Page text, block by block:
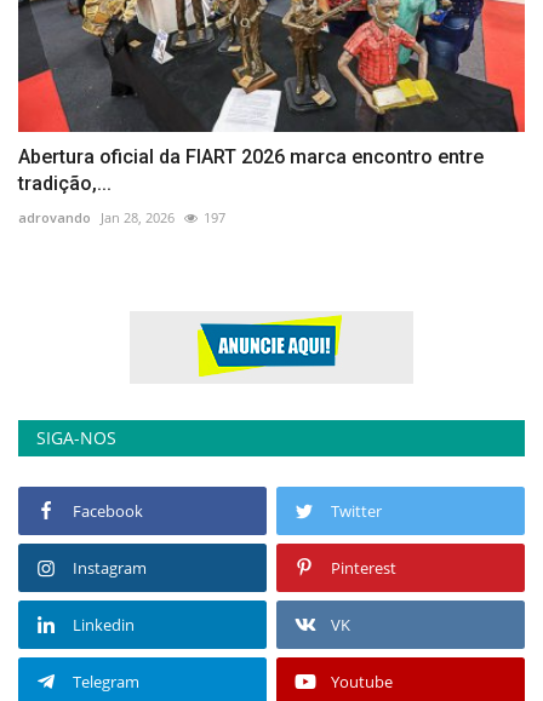
Abertura oficial da FIART 2026 marca encontro entre
tradição,...
adrovando Jan 28, 2026 197
SIGA-NOS
Facebook Twitter
Instagram Pinterest
Linkedin VK
Telegram Youtube